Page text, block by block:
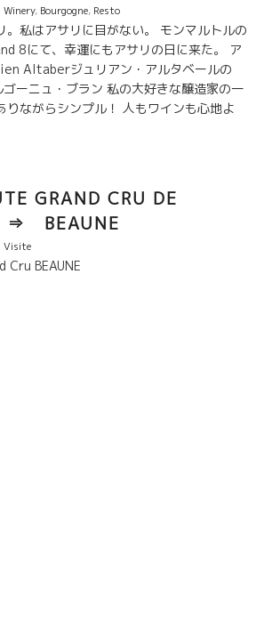
Winery, Bourgogne, Resto
私はアサリに目がない。 モンマルトルの
8にて、幸運にもアサリの日に来た。 ア
Altaberジュリアン・アルタベールの
ーニュ・ブラン 私の大好きな醸造家の一
りながらシンプル！ 人もワインも心地よ
ビリテ。 葡萄園まで遡り。
ュでありながらシンプル！人もワインも心
トレサビリテ。葡萄園まで遡
GRAND CRU DE
⇒ BEAUNE
Visite
BEAUNE